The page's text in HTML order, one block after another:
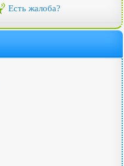
Есть жалоба?